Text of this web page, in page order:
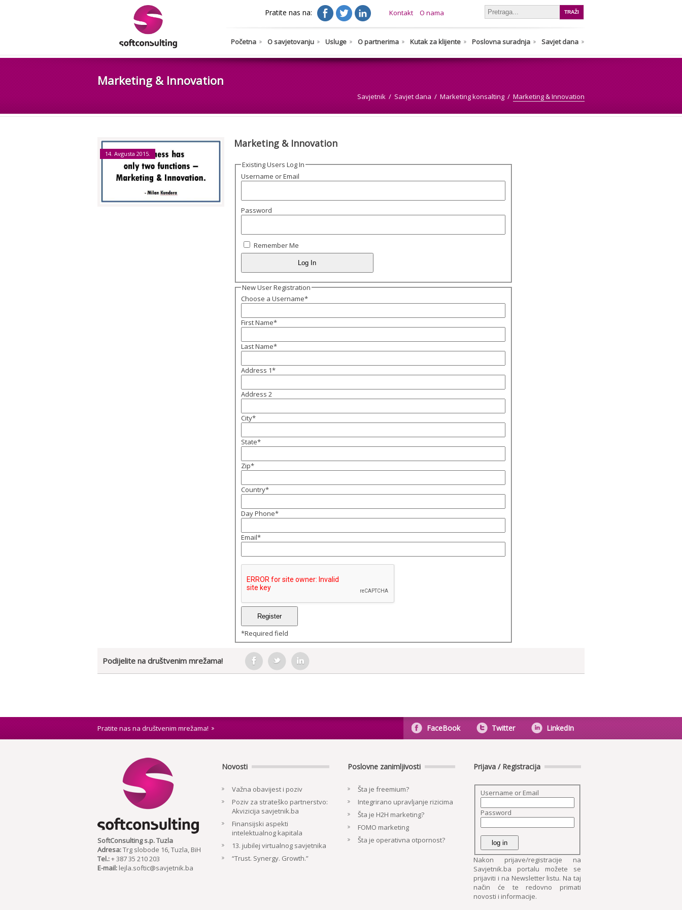
Pratite nas na: Kontakt O nama
Početna O savjetovanju Usluge O partnerima Kutak za klijente Poslovna suradnja Savjet dana
Marketing & Innovation
Savjetnik Savjet dana Marketing konsalting Marketing & Innovation
14. Avgusta 2015.
Marketing & Innovation
Existing Users Log In
Username or Email
Password
Remember Me
New User Registration
Choose a Username*
First Name*
Last Name*
Address 1*
Address 2
City*
State*
Zip*
Country*
Day Phone*
Email*
*Required field
Podijelite na društvenim mrežama!
Pratite nas na društvenim mrežama! FaceBook Twitter LinkedIn
SoftConsulting s.p. Tuzla
Adresa:Trg slobode 16, Tuzla, BiH
Tel.:+ 387 35 210 203
E-mail: lejla.softic@savjetnik.ba
Novosti
Važna obavijest i poziv
Poziv za strateško partnerstvo:
Akvizicija savjetnik.ba
Finansijski aspekti
intelektualnog kapitala
13. jubilej virtualnog savjetnika
“Trust. Synergy. Growth.”
Poslovne zanimljivosti
Šta je freemium?
Integrirano upravljanje rizicima
Šta je H2H marketing?
FOMO marketing
Šta je operativna otpornost?
Prijava / Registracija
Username or Email
Password
Nakon prijave/registracije na
Savjetnik.ba portalu možete se
prijaviti i na Newsletter listu. Na taj
način će te redovno primati
novosti i informacije.